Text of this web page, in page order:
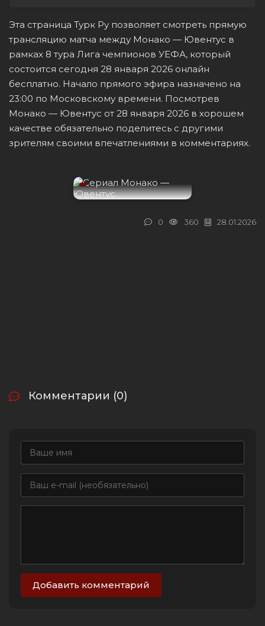
Эта страница Турк Ру позволяет смотреть прямую
трансляцию матча между Монако — Ювентус в
рамках 8 тура Лига чемпионов УЕФА, который
состоится сегодня 28 января 2026 онлайн
бесплатно. Начало прямого эфира назначено на
23:00 по Московскому времени. Посмотрев
Монако — Ювентус от 28 января 2026 в хорошем
качестве обязательно поделитесь с другими
зрителям своими впечатлениями в комментариях.
28.01.2026
360
0
Комментарии (0)
Добавить комментарий